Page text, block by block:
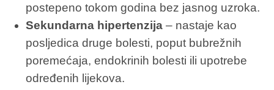
postepeno tokom godina bez jasnog uzroka.
Sekundarna hipertenzija – nastaje kao
posljedica druge bolesti, poput bubrežnih
poremećaja, endokrinih bolesti ili upotrebe
određenih lijekova.